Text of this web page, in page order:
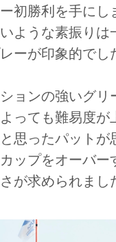
初勝利を手にし
ような素振りは
ーが印象的でし
ョンの強いグリ
っても難易度が
思ったパットが
ップをオーバー
が求められまし